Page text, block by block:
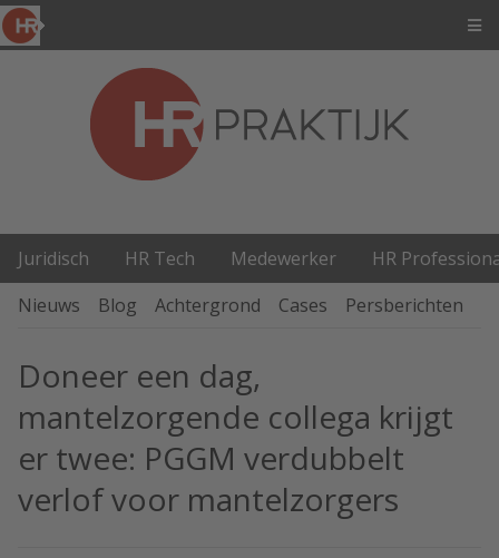
Juridisch HR Tech Medewerker
HR
Nieuws
Blog Achtergrond Cases Persberichten
Doneer een dag,
mantelzorgende collega krijgt
er twee: PGGM verdubbelt
verlof voor mantelzorgers